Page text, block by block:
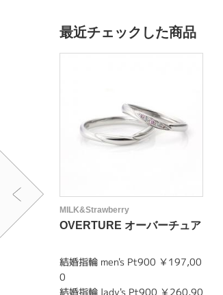
最近チェックした商品
MILK&Strawberry
OVERTURE オーバーチュア
結婚指輪 men's Pt900 ￥197,00
0
結婚指輪 lady's Pt900 ￥260,90